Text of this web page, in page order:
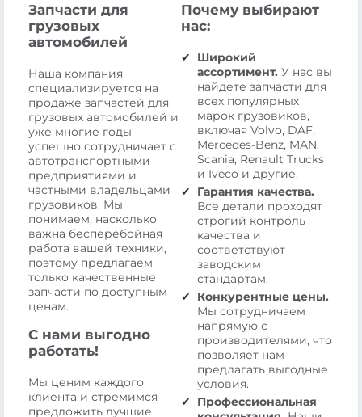
Запчасти для
грузовых
автомобилей
Наша компания
специализируется на
продаже запчастей для
грузовых автомобилей и
уже многие годы
успешно сотрудничает с
автотранспортными
предприятиями и
частными владельцами
грузовиков. Мы
понимаем, насколько
важна бесперебойная
работа вашей техники,
поэтому предлагаем
только качественные
запчасти по доступным
ценам.
С нами выгодно
работать!
Мы ценим каждого
клиента и стремимся
предложить лучшие
Почему выбирают
нас:
Широкий
ассортимент. У нас вы
найдете запчасти для
всех популярных
марок грузовиков,
включая Volvo, DAF,
Mercedes-Benz, MAN,
Scania, Renault Trucks
и Iveco и другие.
Гарантия качества.
Все детали проходят
строгий контроль
качества и
соответствуют
заводским
стандартам.
Конкурентные цены.
Мы сотрудничаем
напрямую с
производителями, что
позволяет нам
предлагать выгодные
условия.
Профессиональная